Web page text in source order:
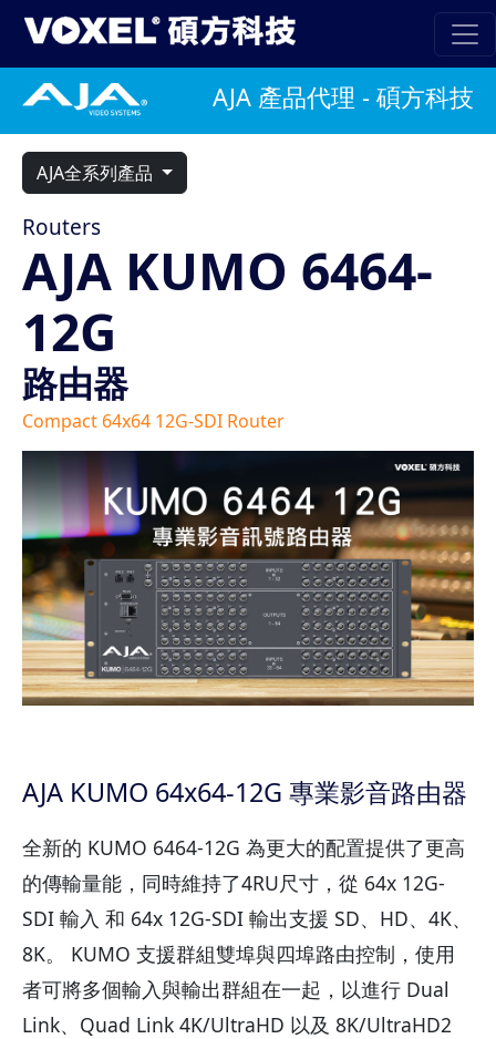
AJA 產品代理 - 碩方科技
AJA全系列產品
Routers
AJA KUMO 6464-
12G
路由器
Compact 64x64 12G-SDI Router
AJA KUMO 64x64-12G 專業影音路由器
全新的 KUMO 6464-12G 為更大的配置提供了更高
的傳輸量能，同時維持了4RU尺寸，從 64x 12G-
SDI 輸入 和 64x 12G-SDI 輸出支援 SD、HD、4K、
8K。 KUMO 支援群組雙埠與四埠路由控制，使用
者可將多個輸入與輸出群組在一起，以進行 Dual
Link、Quad Link 4K/UltraHD 以及 8K/UltraHD2